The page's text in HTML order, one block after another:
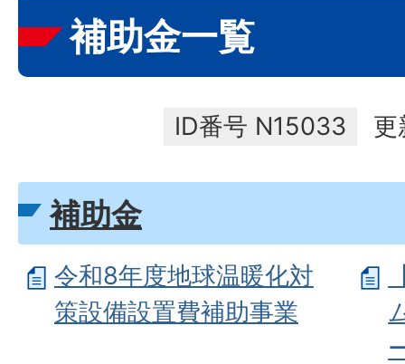
補助金一覧
ID番号 N15033 更
補助金
令和8年度地球温暖化対
策設備設置費補助事業